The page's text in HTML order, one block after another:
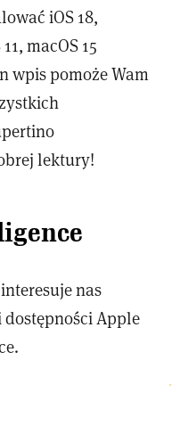
iOS 18,
macOS 15
wpis pomoże Wam
lektury!
nas
Apple